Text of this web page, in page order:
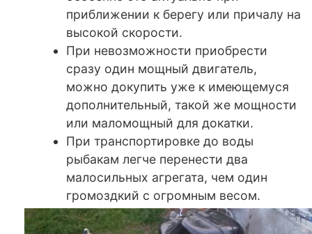
приближении к берегу или причалу на
высокой скорости.
При невозможности приобрести
сразу один мощный двигатель,
можно докупить уже к имеющемуся
дополнительный, такой же мощности
или маломощный для докатки.
При транспортировке до воды
рыбакам легче перенести два
малосильных агрегата, чем один
громоздкий с огромным весом.